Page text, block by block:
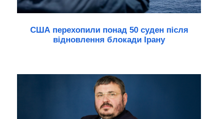
США перехопили понад 50 суден після
відновлення блокади Ірану